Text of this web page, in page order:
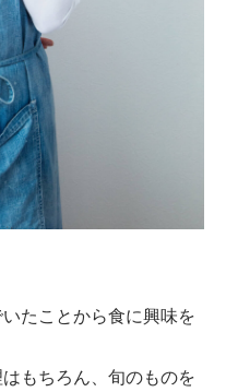
たことから食に興味を
もちろん、旬のものを